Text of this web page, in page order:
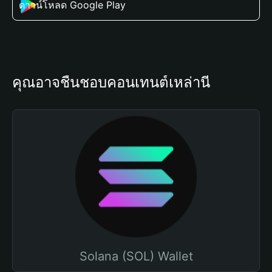
ดาวน์โหลด Google Play
คุณอาจชื่นชอบคอนเทนต์เหล่านี้
Solana (SOL) Wallet